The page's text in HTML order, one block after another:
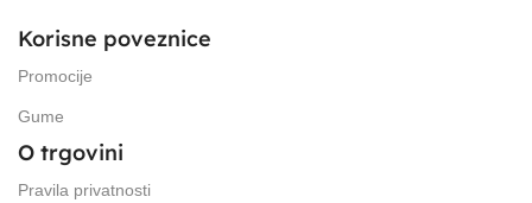
Korisne poveznice
Promocije
Gume
O trgovini
Pravila privatnosti